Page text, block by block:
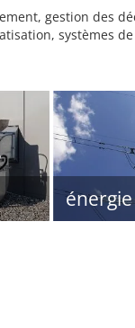
gestion des
systèmes
énergie